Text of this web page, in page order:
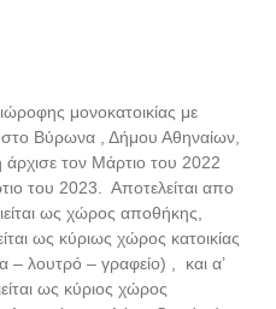
μονοκατοικίας με
στο Βύρωνα , Δήμου Αθηναίων,
τον Μάρτιο του 2022
του 2023. Αποτελείται απο
ως χώρος αποθήκης,
ως κύριως χώρος κατοικίας
– λουτρό – γραφείο) , και α’
ως κύριος χώρος